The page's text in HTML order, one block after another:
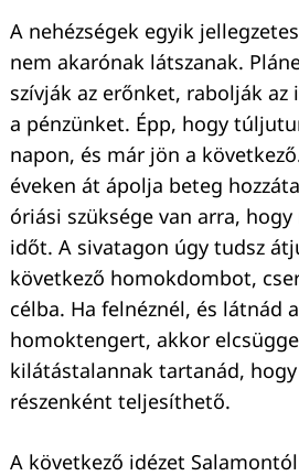
A nehézségek egyik
nem akarónak látszanak.
szívják az erőnket, rabolják az
a pénzünket. Épp, hogy
napon, és már jön a
éveken át ápolja beteg
óriási szüksége van arra,
időt. A sivatagon úgy tudsz
következő homokdombot,
célba. Ha felnéznél, és látnád
homoktengert, akkor
kilátástalannak tartanád,
részenként teljesíthető.
A következő idézet